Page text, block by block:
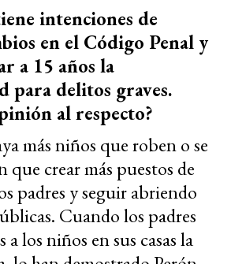
intenciones de
en el Código Penal y
a 15 años la
para delitos graves.
al respecto?
más niños que roben o se
crear más puestos de
padres y seguir abriendo
Cuando los padres
los niños en sus casas la